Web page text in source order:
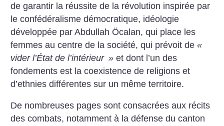
de garantir la réussite de la révolution inspirée par
le confédéralisme démocratique, idéologie
développée par Abdullah Öcalan, qui place les
femmes au centre de la société, qui prévoit de«
vider l’État de l’intérieur » et dont l’un des
fondements est la coexistence de religions et
d’ethnies différentes sur un même territoire.
De nombreuses pages sont consacrées aux récits
des combats, notamment à la défense du canton